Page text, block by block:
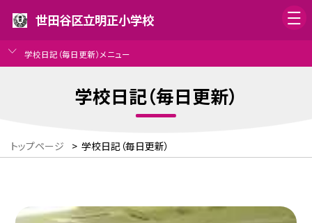
世田谷区立明正小学校
学校日記（毎日更新）メニュー
学校日記（毎日更新）
トップページ > 学校日記（毎日更新）